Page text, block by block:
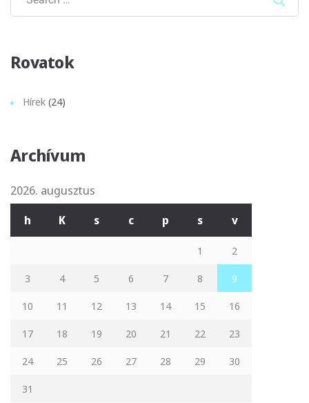
Rovatok
Hírek (24)
Archívum
2026. augusztus
h K s c p s v
1
2
3
4 5 6 7 8
9
10
11 12 13 14 15
16
17
18 19 20 21 22
23
24
25 26 27 28 29
30
31